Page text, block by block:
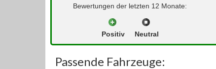
Bewertungen der letzten 12 Monate:
Positiv Neutral
Passende Fahrzeuge: